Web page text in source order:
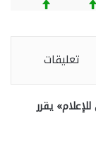
تعليقات
يقرر